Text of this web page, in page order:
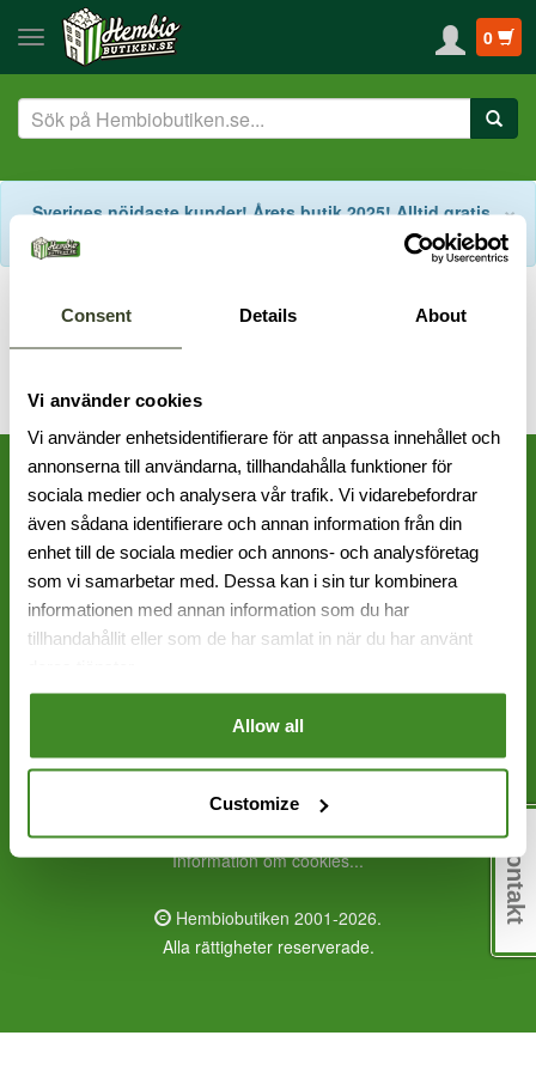
Consent Details About
Vi använder cookies
Vi använder enhetsidentifierare för att anpassa innehållet och
annonserna till användarna, tillhandahålla funktioner för
sociala medier och analysera vår trafik. Vi vidarebefordrar
även sådana identifierare och annan information från din
enhet till de sociala medier och annons- och analysföretag
som vi samarbetar med. Dessa kan i sin tur kombinera
informationen med annan information som du har
tillhandahållit eller som de har samlat in när du har använt
Allow all
Customize
0
×
Sveriges nöjdaste kunder! Årets butik 2025! Alltid gratis
fraktalternativ! Support på svenska!
Frölunda: 031 - 456 000
Sundbyberg: 08 - 651 17 70
info@hembiobutiken.se
Frölunda
Alla priser inklusive moms
0,07 | 854
Information om cookies...
Hembiobutiken 2001-2026.
Alla rättigheter reserverade.
Kontakt